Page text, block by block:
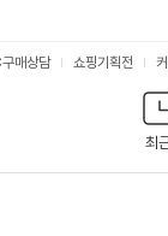
최
매상담 쇼핑기획전